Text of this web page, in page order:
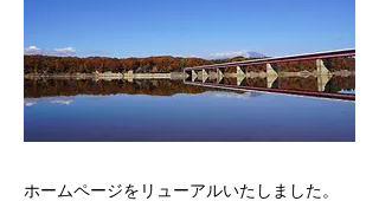
ホームページをリューアルいたしました。